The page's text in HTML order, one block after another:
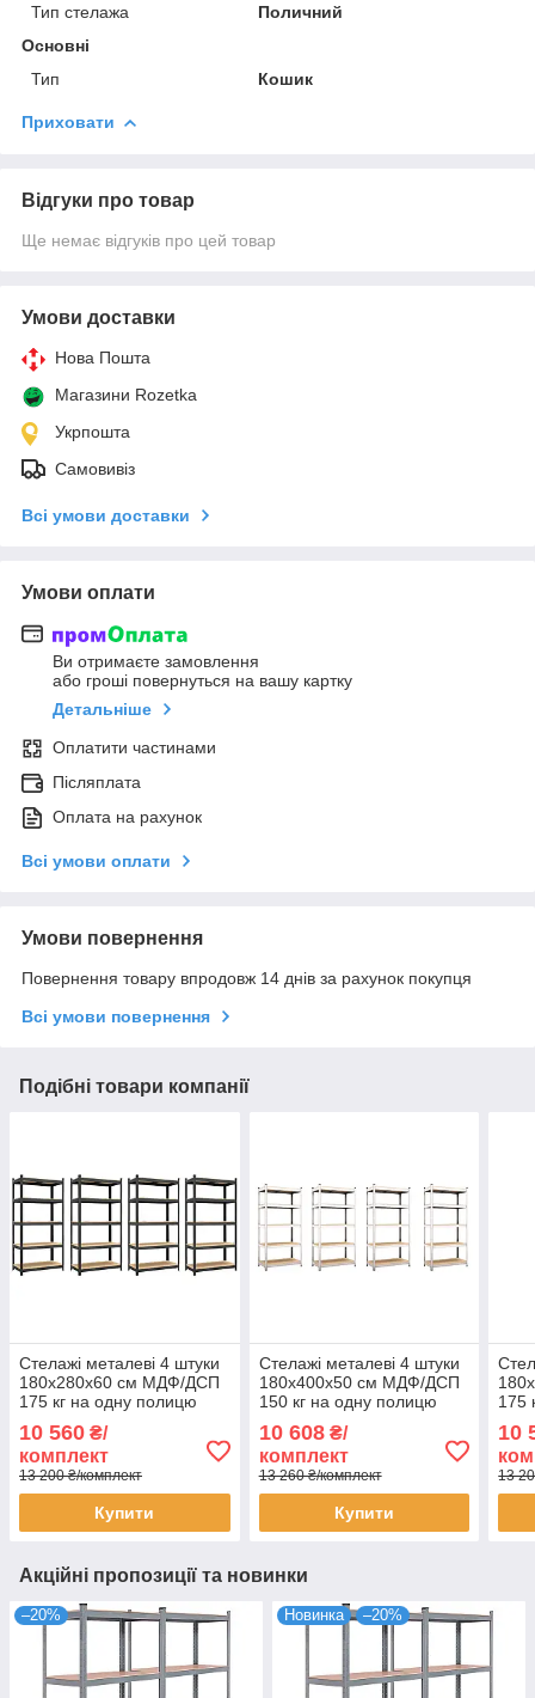
Тип стелажа
Поличний
Основні
Тип
Кошик
Приховати
Відгуки про товар
Ще немає відгуків про цей товар
Умови доставки
Нова Пошта
Магазини Rozetka
Укрпошта
Самовивіз
Всі умови доставки
Умови оплати
Ви отримаєте замовлення
або гроші повернуться на вашу картку
Детальніше
Оплатити частинами
Післяплата
Оплата на рахунок
Всі умови оплати
Умови повернення
Повернення товару впродовж 14 днів за рахунок покупця
Всі умови повернення
Подібні товари компанії
Стелажі металеві 4 штуки
180х280х60 см МДФ/ДСП
175 кг на одну полицю
полиці (х4) комплект
10 560 ₴/
комплект
13 200 ₴/комплект
Купити
Стелажі металеві 4 штуки
180х400х50 см МДФ/ДСП
150 кг на одну полицю
комплект
10 608₴/
комплект
13 260 ₴/комплект
Купити
175
10
13
Акційні пропозиції та новинки
–20% Новинка –20%